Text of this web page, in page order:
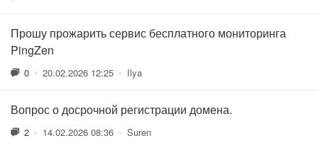
Прошу прожарить сервис бесплатного мониторинга
PingZen
0 • 20.02.2026 12:25 • Ilya
Вопрос о досрочной регистрации домена.
2 • 14.02.2026 08:36 • Suren